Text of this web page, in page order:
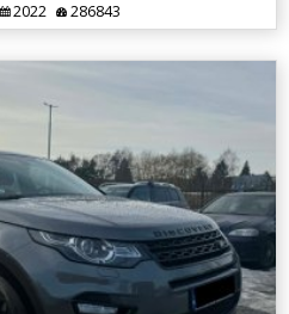
2022 286843